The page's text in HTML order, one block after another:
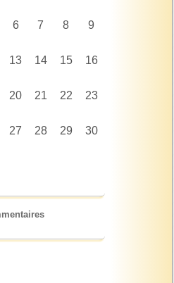
6 7 8 9
13 14 15 16
20 21 22 23
27 28 29 30